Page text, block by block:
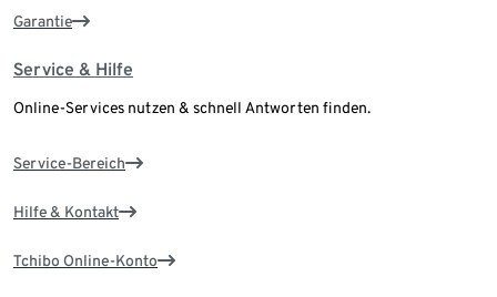
Garantie
Service & Hilfe
Online-Services nutzen & schnell Antworten finden.
Service-Bereich
Hilfe & Kontakt
Tchibo Online-Konto